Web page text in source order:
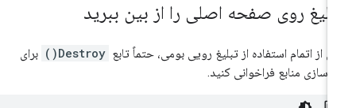
روی صفحه اصلی را از بین ببرید
از اتمام استفاده از تبلیغ رویی بومی، حتماً تابع Destroy()
برای
منابع فراخوانی کنید.